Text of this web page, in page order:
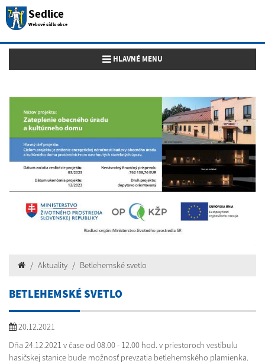
Sedlice
Webové sídlo obce
Toggle navigation
HLAVNÉ MENU
Aktuality Betlehemské svetlo
BETLEHEMSKÉ SVETLO
20.12.2021
Dňa 24.12.2021 v čase od 08.00 - 12.00 hod. v priestoroch vestibulu
hasičskej stanice bude možnosť prevzatia betlehemského plamienka.